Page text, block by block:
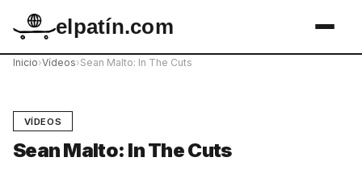
elpatín.com
Inicio›Vídeos›Sean Malto: In The Cuts
VÍDEOS
Sean Malto: In The Cuts